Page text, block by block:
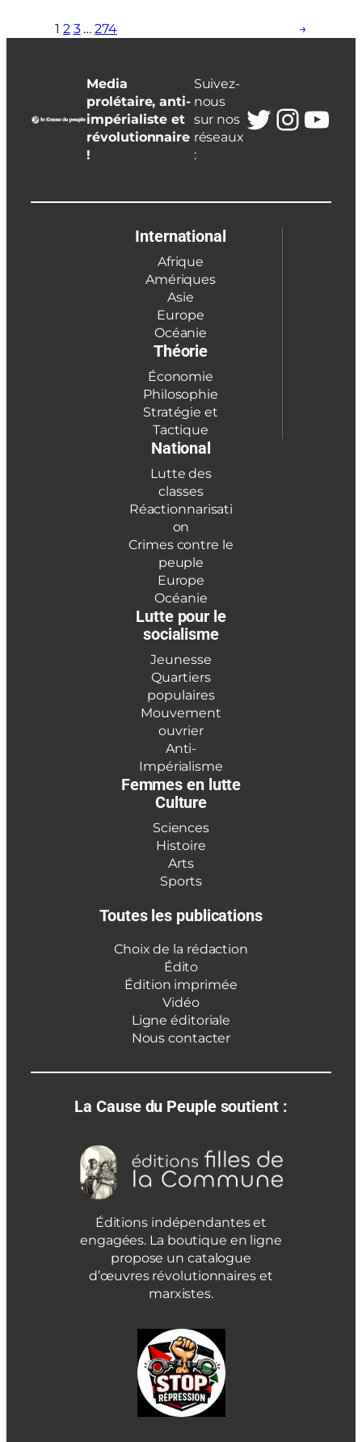
1 2 3 … 274 →
Media
prolétaire, anti-
impérialiste et
révolutionnaire
!
Suivez-
nous
sur nos
réseaux
:
Twitter
International
Afrique
Amériques
Asie
Europe
Océanie
Théorie
Économie
Philosophie
Stratégie et
Tactique
National
Lutte des
classes
Réactionnarisati
on
Crimes contre le
peuple
Europe
Océanie
Lutte pour le
socialisme
Jeunesse
Quartiers
populaires
Mouvement
ouvrier
Anti-
Impérialisme
Femmes en lutte
Culture
Sciences
Histoire
Arts
Sports
Toutes les publications
Choix de la rédaction
Édito
Édition imprimée
Vidéo
Ligne éditoriale
Nous contacter
La Cause du Peuple soutient :
Éditions indépendantes et
engagées. La boutique en ligne
propose un catalogue
d’œuvres révolutionnaires et
marxistes.